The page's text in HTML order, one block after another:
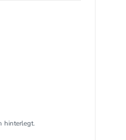
hinterlegt.